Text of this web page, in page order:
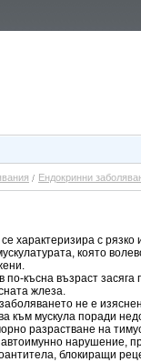
Ендокринни
характеризира с
която
по-късна възраст
жлеза.
не е
към мускула поради
разрастване на
нарушение,
блокиращи